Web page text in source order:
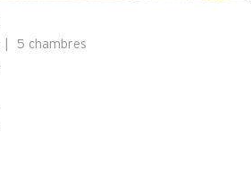
5 chambres